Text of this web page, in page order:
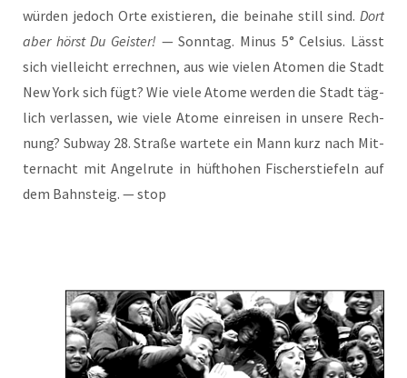
wür­den jedoch Orte exis­tie­ren, die bei­na­he still sind. Dort
aber hörst Du Geis­ter! — Sonn­tag. Minus 5° Cel­si­us. Lässt
sich viel­leicht errech­nen, aus wie vie­len Ato­men die Stadt
New York sich fügt? Wie vie­le Ato­me wer­den die Stadt täg­
lich ver­las­sen, wie vie­le Ato­me ein­rei­sen in unse­re Rech­
nung? Sub­way 28. Stra­ße war­te­te ein Mann kurz nach Mit­
ter­nacht mit Angel­ru­te in hüft­ho­hen Fischer­stie­feln auf
dem Bahn­steig. — stop